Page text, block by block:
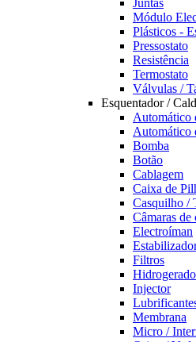
Juntas
Módulo
Plásticos -
Pressostato
Resistência
Termostato
Válvulas /
Esquentador /
Automático
Automático
Bomba
Botão
Cablagem
Caixa de
Casquilho /
Câmaras de
Electroíman
Filtros
Injector
Membrana
Micro /